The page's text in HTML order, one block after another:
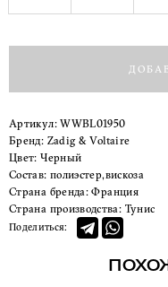
Артикул:WWBL01950
Бренд:
Zadig & Voltaire
Цвет:
Черный
Состав: полиэстер,вискоза
Страна бренда: Франция
Страна производства: Тунис
Поделиться: